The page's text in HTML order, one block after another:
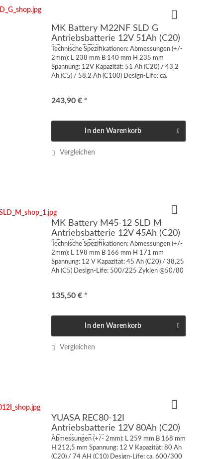
MK Battery M22NF SLD G
Antriebsbatterie 12V 51Ah (C20)
"Cyclic GEL"
Technische Spezifikationen: Abmessungen (+/-
2mm): L 238 mm B 140 mm H 235 mm
Spannung: 12V Kapazität: 51 Ah (C20) / 43,2
Ah (C5) / 58,2 Ah (C100) Design-Life: ca.
243,90 € *
In den Warenkorb
Vergleichen
MK Battery M45-12 SLD M
Antriebsbatterie 12V 45Ah (C20)
"Cyclic AGM"
Technische Spezifikationen: Abmessungen (+/-
2mm): L 198 mm B 166 mm H 171 mm
Spannung: 12 V Kapazität: 45 Ah (C20) / 38,25
Ah (C5) Design-Life: 500/225 Zyklen @50/80
135,50 € *
In den Warenkorb
Vergleichen
YUASA REC80-12I
Antriebsbatterie 12V 80Ah (C20)
"Cyclic AGM"
Abmessungen (+/- 2mm): L 259 mm B 168 mm
H 212,5 mm Spannung: 12 V Kapazität: 80 Ah
(C20) / 74 AH (C10) Design-Life: ca. 600/300